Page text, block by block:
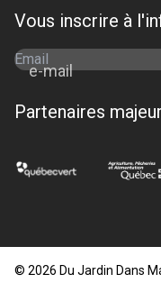
Vous inscrire à
e-mail
Partenaires
© 2026 Du Jardin Dans